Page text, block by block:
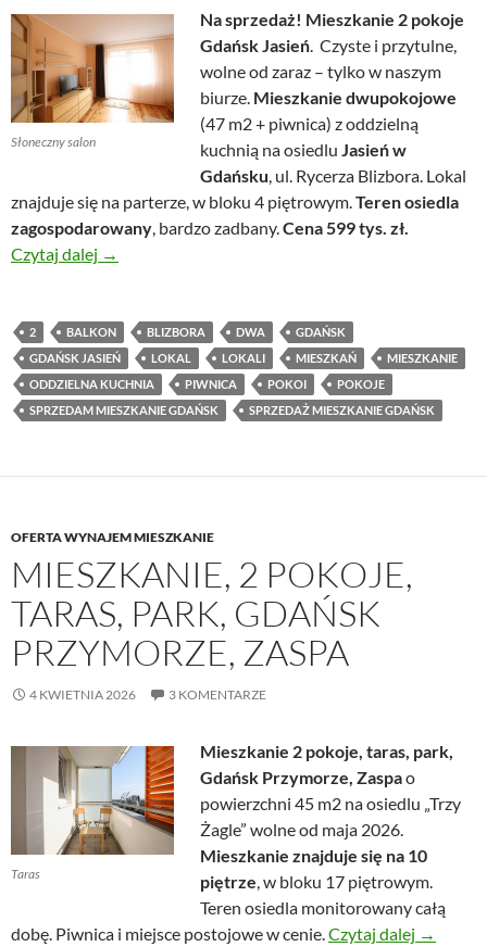
Słoneczny salon
Na sprzedaż! Mieszkanie 2 pokoje
Gdańsk Jasień. Czyste i przytulne,
wolne od zaraz – tylko w naszym
biurze. Mieszkanie dwupokojowe
(47 m2 + piwnica) z oddzielną
kuchnią na osiedlu Jasień w
Gdańsku, ul. Rycerza Blizbora. Lokal
znajduje się na parterze, w bloku 4 piętrowym.Teren osiedla
zagospodarowany, bardzo zadbany.Cena 599 tys. zł.
Czytaj dalej Mieszkanie 2 pokoje Gdańsk Jasień
→
2 BALKON BLIZBORA DWA
GDAŃSK
GDAŃSK JASIEŃ
LOKAL LOKALI MIESZKAŃ
MIESZKANIE
ODDZIELNA KUCHNIA
PIWNICA POKOI
POKOJE
SPRZEDAM MIESZKANIE GDAŃSK
SPRZEDAŻ MIESZKANIE GDAŃSK
OFERTA WYNAJEM MIESZKANIE
MIESZKANIE, 2 POKOJE,
TARAS, PARK, GDAŃSK
PRZYMORZE, ZASPA
4 KWIETNIA 2026 3 KOMENTARZE
Taras
Mieszkanie 2 pokoje, taras, park,
Gdańsk Przymorze, Zaspao
powierzchni 45 m2 na osiedlu „Trzy
Żagle” wolne od maja 2026.
Mieszkanie znajduje się na 10
piętrze, w bloku 17 piętrowym.
Teren osiedla monitorowany całą
dobę. Piwnica i miejsce postojowe w cenie.Czytaj dalej →